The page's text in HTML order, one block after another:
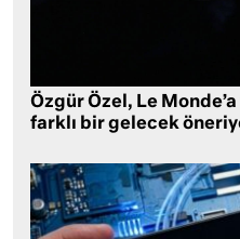
Özgür Özel, Le
farklı bir gelecek